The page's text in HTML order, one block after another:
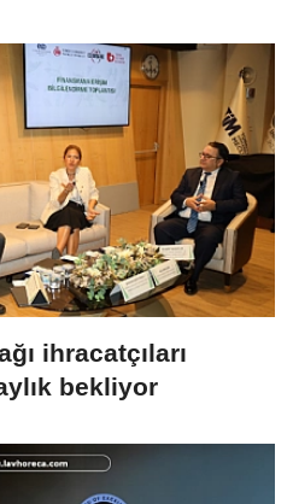
ihracatçıları
bekliyor